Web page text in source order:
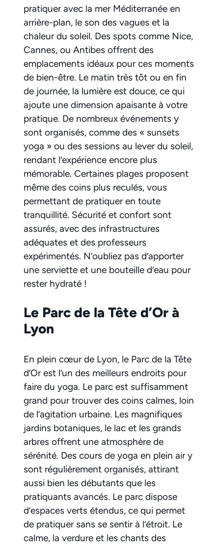
pratiquer avec la mer Méditerranée en
arrière-plan, le son des vagues et la
chaleur du soleil. Des spots comme Nice,
Cannes, ou Antibes offrent des
emplacements idéaux pour ces moments
de bien-être. Le matin très tôt ou en fin
de journée, la lumière est douce, ce qui
ajoute une dimension apaisante à votre
pratique. De nombreux événements y
sont organisés, comme des « sunsets
yoga » ou des sessions au lever du soleil,
rendant l’expérience encore plus
mémorable. Certaines plages proposent
même des coins plus reculés, vous
permettant de pratiquer en toute
tranquillité. Sécurité et confort sont
assurés, avec des infrastructures
adéquates et des professeurs
expérimentés. N’oubliez pas d’apporter
une serviette et une bouteille d’eau pour
rester hydraté !
Le Parc de la Tête d’Or à
Lyon
En plein cœur de Lyon, le Parc de la Tête
d’Or est l’un des meilleurs endroits pour
faire du yoga. Le parc est suffisamment
grand pour trouver des coins calmes, loin
de l’agitation urbaine. Les magnifiques
jardins botaniques, le lac et les grands
arbres offrent une atmosphère de
sérénité. Des cours de yoga en plein air y
sont régulièrement organisés, attirant
aussi bien les débutants que les
pratiquants avancés. Le parc dispose
d’espaces verts étendus, ce qui permet
de pratiquer sans se sentir à l’étroit. Le
calme, la verdure et les chants des